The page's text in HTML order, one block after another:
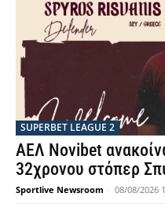
SUPERBET LEAGUE 2
ΑΕΛ Novibet
32χρονου στόπερ
Sportlive Newsroom - 08/08/2026